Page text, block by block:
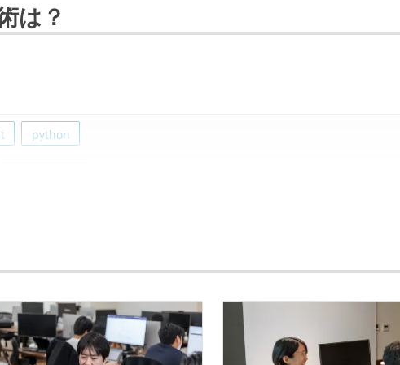
は？
python
notion
neptune snowflake aws
terraform